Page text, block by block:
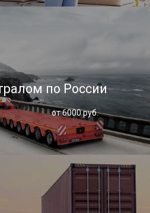
по России
от 6000 руб.